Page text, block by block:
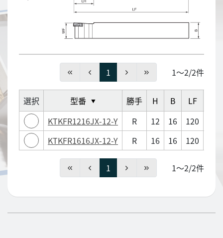
1 1～2/2件
選択 型番 ▼ 勝手 H B LF
KTKFR1216JX-12-Y
R 12 16 120
KTKFR1616JX-12-Y
R 16 16 120
1 1～2/2件